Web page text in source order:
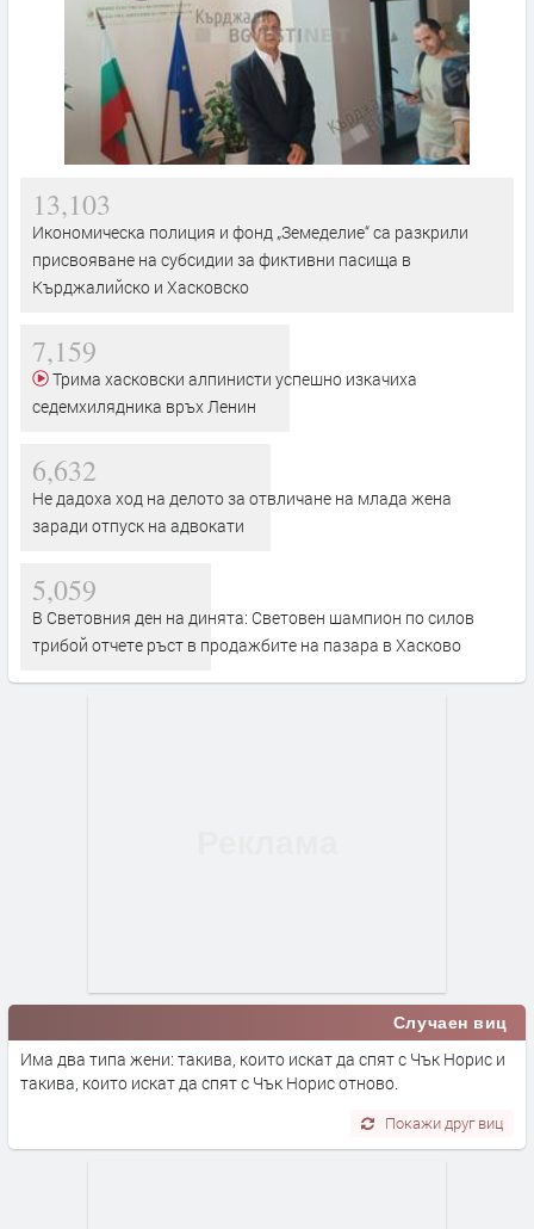
13,103
Икономическа полиция и фонд „Земеделие“ са разкрили
присвояване на субсидии за фиктивни пасища в
Кърджалийско и Хасковско
7,159
седемхилядника връх Ленин
6,632
Не дадоха ход на делото за отвличане на млада жена
заради отпуск на адвокати
5,059
В Световния ден на динята: Световен шампион по силов
трибой отчете ръст в продажбите на пазара в Хасково
Случаен виц
Има два типа жени: такива, които искат да спят с Чък Норис и
такива, които искат да спят с Чък Норис отново.
Покажи друг виц